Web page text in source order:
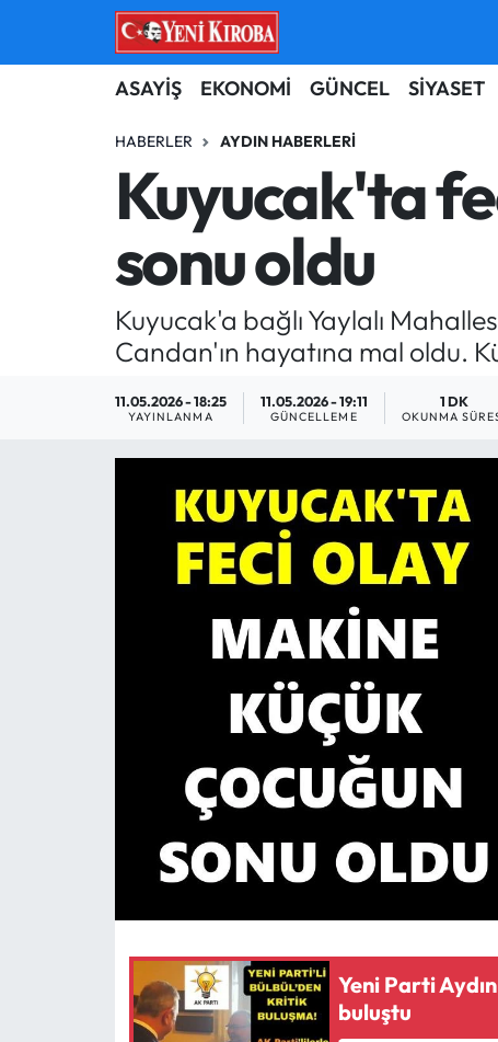
ASAYİŞ EKONOMİ GÜNCEL SİYASET
HABERLER AYDIN HABERLERI
Kuyucak'ta
sonu oldu
Kuyucak'a bağlı Yaylalı
Candan'ın hayatına mal oldu.
11.05.2026 - 18:25
YAYINLANMA
11.05.2026 - 19:11
GÜNCELLEME
1 DK
OKUNMA
Yeni Parti
buluştu
ASAYİŞ
BİLİM-TEKNOLOJİ
DÜNYA
EĞİTİM
EKONOMİ
GÜNCEL
RESMİ İLANLAR
HABER İLAN
Aydın Nöbetçi Eczaneler
Aydın Hava Durumu
Aydin Namaz Vakitleri
Aydın Trafik Yoğunluk Haritası
Süper Lig Puan Durumu ve Fikstür
Tüm Manşetler
Son Dakika Haberleri